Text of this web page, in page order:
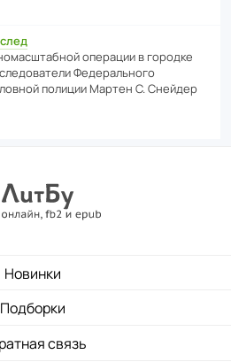
операции в городке
Феде­раль­ного
полиции Мартен С. Снейдер
Новинки
Подборки
связь